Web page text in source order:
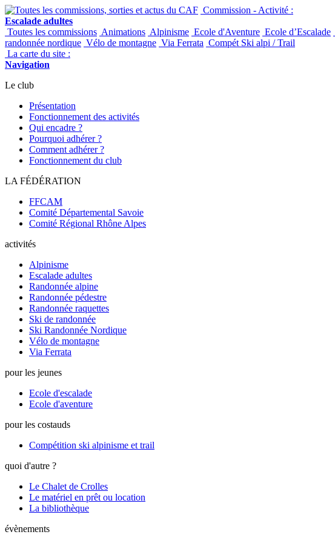
Commission - Activité :
Escalade adultes
Toutes les commissions Animations Alpinisme Ecole d'Aventure Ecole d’Escalade
randonnée nordique Vélo de montagne Via Ferrata Compét Ski alpi / Trail
La carte du site :
Navigation
Le club
Présentation
Fonctionnement des activités
Qui encadre ?
Pourquoi adhérer ?
Comment adhérer ?
Fonctionnement du club
LA FÉDÉRATION
FFCAM
Comité Départemental Savoie
Comité Régional Rhône Alpes
activités
Alpinisme
Escalade adultes
Randonnée alpine
Randonnée pédestre
Randonnée raquettes
Ski de randonnée
Ski Randonnée Nordique
Vélo de montagne
Via Ferrata
pour les jeunes
Ecole d'escalade
Ecole d'aventure
pour les costauds
Compétition ski alpinisme et trail
quoi d'autre ?
Le Chalet de Crolles
Le matériel en prêt ou location
La bibliothèque
évènements